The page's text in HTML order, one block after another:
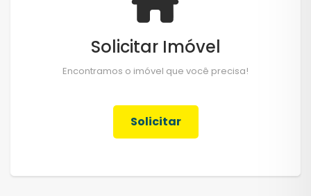
Solicitar Imóvel
Encontramos o imóvel que você precisa!
Solicitar